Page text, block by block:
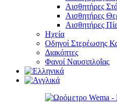
Αισθητήρες
Αισθητήρες
Αισθητήρες
Ηχεία
Οδηγοί Στερέωσης
Διακόπτες
Φανοί Ναυσιπλοΐας